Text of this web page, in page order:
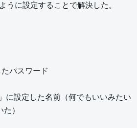
うに設定することで解決した。
パスワード
に設定した名前（何でもいいみたい
）